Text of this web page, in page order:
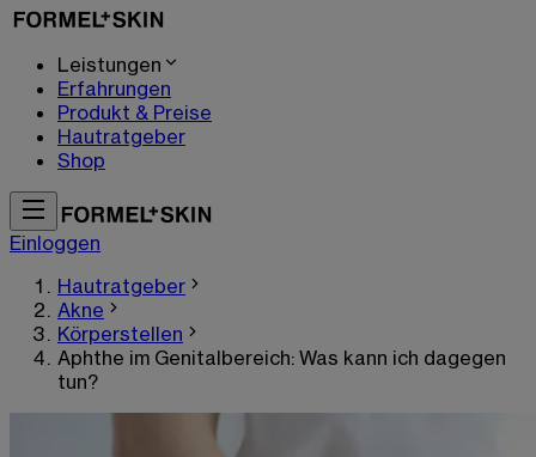
Leistungen
Erfahrungen
Produkt & Preise
Hautratgeber
Shop
Einloggen
Hautratgeber
Akne
Körperstellen
Aphthe im Genitalbereich: Was kann ich dagegen
tun?